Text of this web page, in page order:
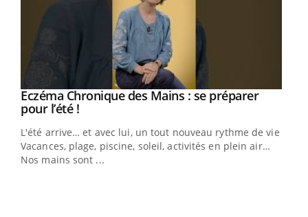
Youtube
Eczéma Chronique des Mains : se préparer
pour l’été !Youtube
L'été arrive… et avec lui, un tout nouveau rythme de vie !
Vacances, plage, piscine, soleil, activités en plein air…
Nos mains sont ...